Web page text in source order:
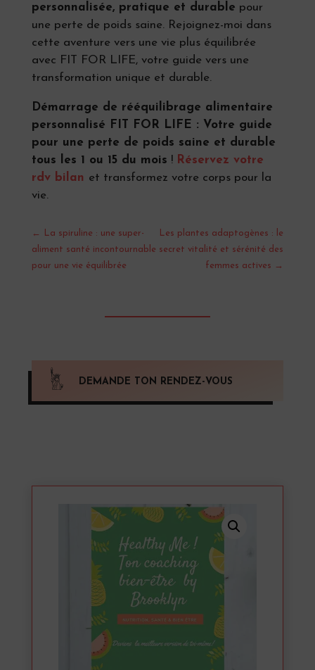
personnalisée, pratique et durable pour
une perte de poids saine. Rejoignez-moi dans
cette aventure vers une vie plus équilibrée
avec FIT FOR LIFE, votre guide vers une
transformation unique et durable.
Démarrage de rééquilibrage alimentaire
personnalisé FIT FOR LIFE : Votre guide
pour une perte de poids saine et durable
tous les 1 ou 15 du mois ! Réservez votre
rdv bilan et transformez votre corps pour la
vie.
←
La spiruline : une super-
aliment santé incontournable
pour une vie équilibrée
Les plantes adaptogènes : le
secret vitalité et sérénité des
femmes actives →
DEMANDE TON RENDEZ-VOUS